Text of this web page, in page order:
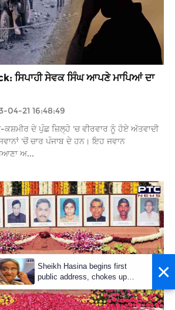
ਸਿਪਾਹੀ ਸੇਵਕ ਸਿੰਘ ਆਪਣੇ ਮਾਪਿਆਂ ਦਾ
04-21 16:48:49
ਦੇ ਪੁੰਛ ਜ਼ਿਲ੍ਹੇ 'ਚ ਵੀਰਵਾਰ ਨੂੰ ਹੋਏ ਅੱਤਵਾਦੀ
'ਚੋਂ ਚਾਰ ਪੰਜਾਬ ਦੇ ਹਨ। ਇਹ ਜਵਾਨ
ਅ...
×
Sheikh Hasina begins first
public address, chokes up
massacre | LIVE UPDATES